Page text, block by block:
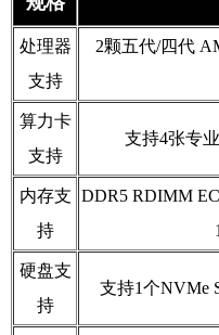
处理器
支持
2颗五代/四代
算力卡
支持
支持4张专
内存支
持
DDR5 RDIMM
硬盘支
持
支持1个NVMe